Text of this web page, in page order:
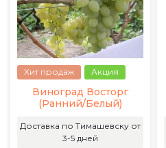
Хит продаж Акция
Виноград Восторг
(Ранний/Белый)
Доставка по Тимашевску от
3-5 дней